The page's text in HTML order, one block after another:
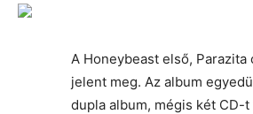
A Honeybeast első,
jelent meg. Az album
dupla album, mégis két CD-